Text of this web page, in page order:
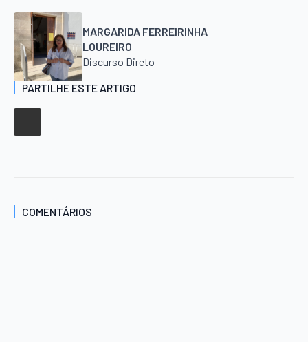
MARGARIDA FERREIRINHA
LOUREIRO
Discurso Direto
PARTILHE ESTE ARTIGO
COMENTÁRIOS